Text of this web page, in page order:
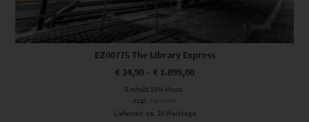
EZ00775 The Library Express
€24,90– €1.099,00
Enthält 19% Mwst.
zzgl. Versand
Lieferzeit: ca. 10 Werktage